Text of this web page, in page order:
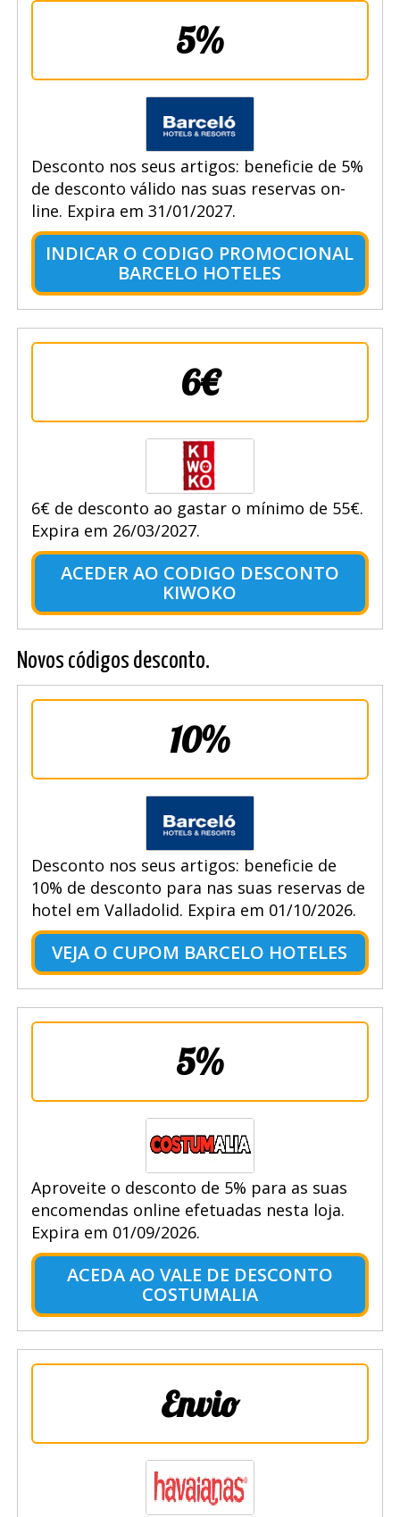
5%
Desconto nos seus artigos: beneficie de 5%
de desconto válido nas suas reservas on-
line. Expira em 31/01/2027.
INDICAR O CODIGO PROMOCIONAL
BARCELO HOTELES
6€
6€ de desconto ao gastar o mínimo de 55€.
Expira em 26/03/2027.
ACEDER AO CODIGO DESCONTO
KIWOKO
Novos códigos desconto.
10%
Desconto nos seus artigos: beneficie de
10% de desconto para nas suas reservas de
hotel em Valladolid. Expira em 01/10/2026.
VEJA O CUPOM BARCELO HOTELES
5%
Aproveite o desconto de 5% para as suas
encomendas online efetuadas nesta loja.
Expira em 01/09/2026.
ACEDA AO VALE DE DESCONTO
COSTUMALIA
Envio